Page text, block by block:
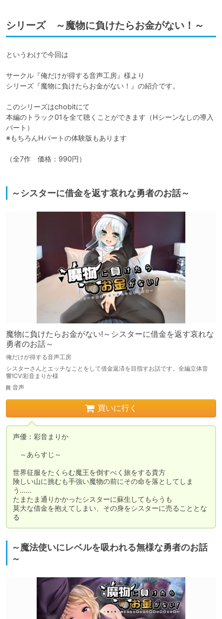
シリーズ ～魔物に負けたらお金がない！～
というわけで今回は
サークル『俺だけが得する音声工房』様より
シリーズ『魔物に負けたらお金がない！』の紹介です。
このシリーズはchobitにて
本編のトラック01を全て聴くことができます（Hシーンなしの導入
パート）
※もちろんHパートの体験版もあります
（全7作　価格：990円）
～シスターに借金を返す哀れな勇者のお話～
魔物に負けたらお金がない!～シスターに借金を返す哀れな
勇者のお話～
俺だけが得する音声工房
シスターさんとエッチなことをして借金返済を目指すお話です。全編立体音
響!CV:彩音まりか様
音声
買いに行く
声優：彩音まりか
～あらすじ～
世界征服をたくらむ魔王を倒すべく旅をする貴方
険しい山に挑むも手強い魔物の前にその命を落としてしま
う……
たまたま通りかかったシスターに蘇生してもらうも
莫大な借金を抱えてしまい、その身をシスターに売ることとな
る
～魔法使いにレベルを吸われる無様な勇者のお話
～